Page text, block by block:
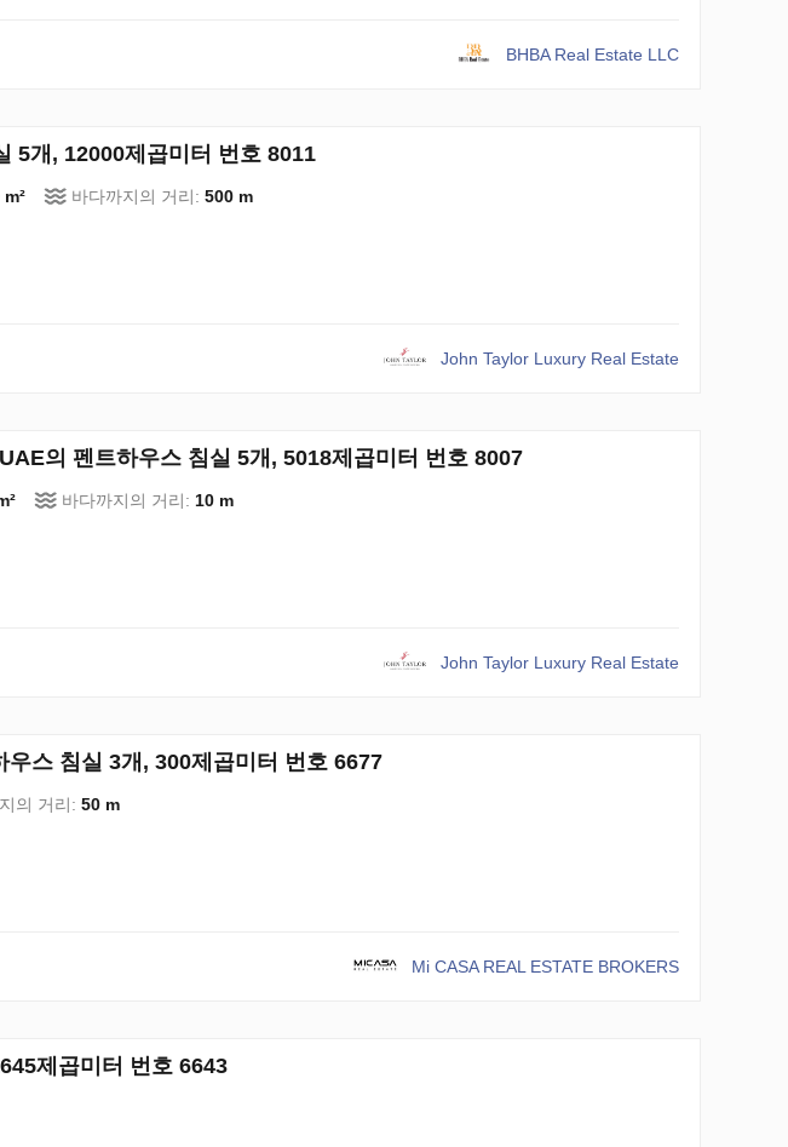
BHBA Real Estate LLC
5개, 12000제곱미터 번호 8011
바다까지의 거리: 500 m
John Taylor Luxury Real Estate
의 펜트하우스 침실 5개, 5018제곱미터 번호 8007
바다까지의 거리: 10 m
John Taylor Luxury Real Estate
스 침실 3개, 300제곱미터 번호 6677
의 거리: 50 m
Mi CASA REAL ESTATE BROKERS
제곱미터 번호 6643